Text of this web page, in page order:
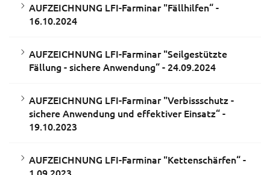
AUFZEICHNUNG LFI-Farminar "Fällhilfen“ -
16.10.2024
AUFZEICHNUNG LFI-Farminar "Seilgestützte
Fällung - sichere Anwendung“ - 24.09.2024
AUFZEICHNUNG LFI-Farminar "Verbissschutz -
sichere Anwendung und effektiver Einsatz“ -
19.10.2023
AUFZEICHNUNG LFI-Farminar "Kettenschärfen“ -